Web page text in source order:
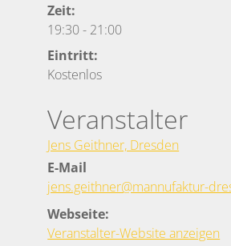
Zeit:
19:30- 21:00
Eintritt:
Kostenlos
Veranstalter
Jens Geithner, Dresden
E-Mail
jens.geithner@mannufaktur-
Webseite:
Veranstalter-Website anzeigen